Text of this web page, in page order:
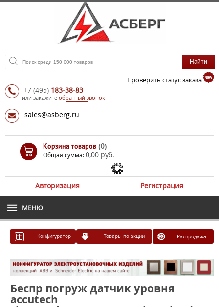
Проверить статус заказа
+7 (495) 183-38-83
или закажите обратный звонок
sales@asberg.ru
Корзина товаров (0)
Общая сумма:0,00 руб.
Авторизация Регистрация
МЕНЮ
Конфигуратор Товары по акции Распродажа
Беспр погруж датчик уровня
accutech